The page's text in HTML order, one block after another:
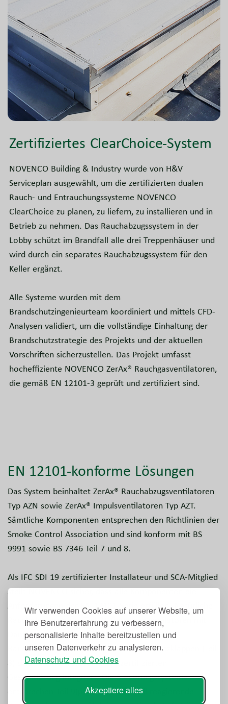
Wir verwenden Cookies auf unserer Website, um
Ihre Benutzererfahrung zu verbessern,
personalisierte Inhalte bereitzustellen und
unseren Datenverkehr zu analysieren.
Datenschutz und Cookies
Akzeptiere alles
Zertifiziertes ClearChoice-System
NOVENCO Building & Industry wurde von H&V
Serviceplan ausgewählt, um die zertifizierten dualen
Rauch- und Entrauchungssysteme NOVENCO
ClearChoice zu planen, zu liefern, zu installieren und in
Betrieb zu nehmen. Das Rauchabzugssystem in der
Lobby schützt im Brandfall alle drei Treppenhäuser und
wird durch ein separates Rauchabzugssystem für den
Keller ergänzt.
Alle Systeme wurden mit dem
Brandschutzingenieurteam koordiniert und mittels CFD-
Analysen validiert, um die vollständige Einhaltung der
Brandschutzstrategie des Projekts und der aktuellen
Vorschriften sicherzustellen. Das Projekt umfasst
hocheffiziente NOVENCO ZerAx® Rauchgasventilatoren,
die gemäß EN 12101-3 geprüft und zertifiziert sind.
EN 12101-konforme Lösungen
Das System beinhaltet ZerAx® Rauchabzugsventilatoren
Typ AZN sowie ZerAx® Impulsventilatoren Typ AZT.
Sämtliche Komponenten entsprechen den Richtlinien der
Smoke Control Association und sind konform mit BS
9991 sowie BS 7346 Teil 7 und 8.
Als IFC SDI 19 zertifizierter Installateur und SCA-Mitglied
stellt NOVENCO sicher, dass alle Komponenten die
Anforderungen der EN 12101-Serie erfüllen. Natürliche
Rauchabzugsgeräte (Teil 2), Rauchgasventilatoren mit
Danfoss FC102 Frequenzumrichtern (Teil 3),
Rauchschutzkanäle (Teil 7) und Rauchschutzklappen (Teil
8) sind zu einer vollständigen, zertifizierten
Gesamtlösung integriert. Die Steuerungssysteme
entsprechen Teil 9(pr) und 10. Schnell reagierende